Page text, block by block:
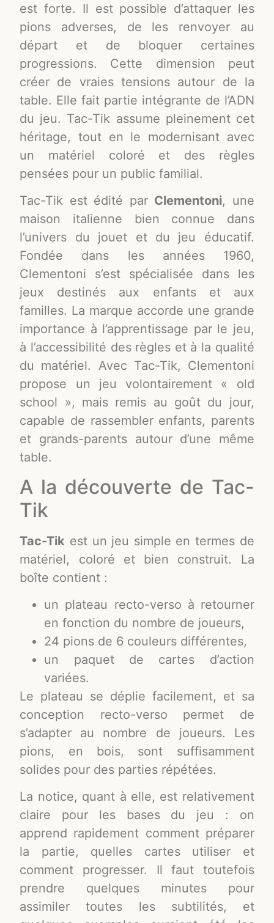
est forte. Il est possible d’attaquer les
pions adverses, de les renvoyer au
départ et de bloquer certaines
progressions. Cette dimension peut
créer de vraies tensions autour de la
table. Elle fait partie intégrante de l’ADN
du jeu. Tac-Tik assume pleinement cet
héritage, tout en le modernisant avec
un matériel coloré et des règles
pensées pour un public familial.
Tac-Tik est édité par Clementoni, une
maison italienne bien connue dans
l’univers du jouet et du jeu éducatif.
Fondée dans les années 1960,
Clementoni s’est spécialisée dans les
jeux destinés aux enfants et aux
familles. La marque accorde une grande
importance à l’apprentissage par le jeu,
à l’accessibilité des règles et à la qualité
du matériel. Avec Tac-Tik, Clementoni
propose un jeu volontairement « old
school », mais remis au goût du jour,
capable de rassembler enfants, parents
et grands-parents autour d’une même
table.
A la découverte de Tac-
Tik
Tac-Tik est un jeu simple en termes de
matériel, coloré et bien construit. La
boîte contient :
un plateau recto-verso à retourner
en fonction du nombre de joueurs,
24 pions de 6 couleurs différentes,
un paquet de cartes d’action
variées.
Le plateau se déplie facilement, et sa
conception recto-verso permet de
s’adapter au nombre de joueurs. Les
pions, en bois, sont suffisamment
solides pour des parties répétées.
La notice, quant à elle, est relativement
claire pour les bases du jeu : on
apprend rapidement comment préparer
la partie, quelles cartes utiliser et
comment progresser. Il faut toutefois
prendre quelques minutes pour
assimiler toutes les subtilités, et